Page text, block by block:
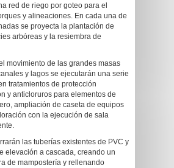
red de riego por goteo para el
y alineaciones. En cada una de
se proyecta la plantación de
arbóreas y la resiembra de
movimiento de las grandes masas
y lagos se ejecutarán una serie
tratamientos de protección
y anticloruros para elementos de
ampliación de caseta de equipos
con la ejecución de sala
las tuberías existentes de PVC y
elevación a cascada, creando un
de mampostería y rellenando